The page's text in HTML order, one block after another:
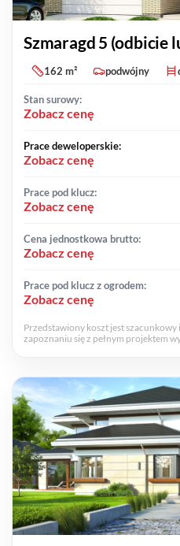
Szmaragd 5 (odbicie
162 m² podwójny
Stan surowy:
Zobacz cenę
Prace deweloperskie:
Zobacz cenę
Prace pod klucz:
Zobacz cenę
Cena jednostkowa brutto:
Zobacz cenę
Prace pod klucz z ogrodem:
Zobacz cenę
Przedstawiony koszt jest
zapoznaniu się z pełnym projektem